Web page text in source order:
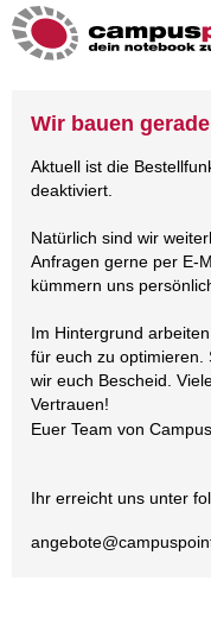
Wir bauen
Aktuell ist die
deaktiviert.
Natürlich sind wir
Anfragen gerne per E-
kümmern uns
Im Hintergrund
für euch zu optimieren.
wir euch Bescheid.
Vertrauen!
Euer Team von
Ihr erreicht uns unter
angebote@